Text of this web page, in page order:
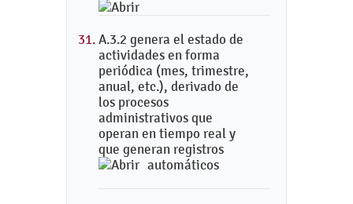
A.3.2 genera el estado de
actividades en forma
periódica (mes, trimestre,
anual, etc.), derivado de
los procesos
administrativos que
operan en tiempo real y
que generan registros
automáticos